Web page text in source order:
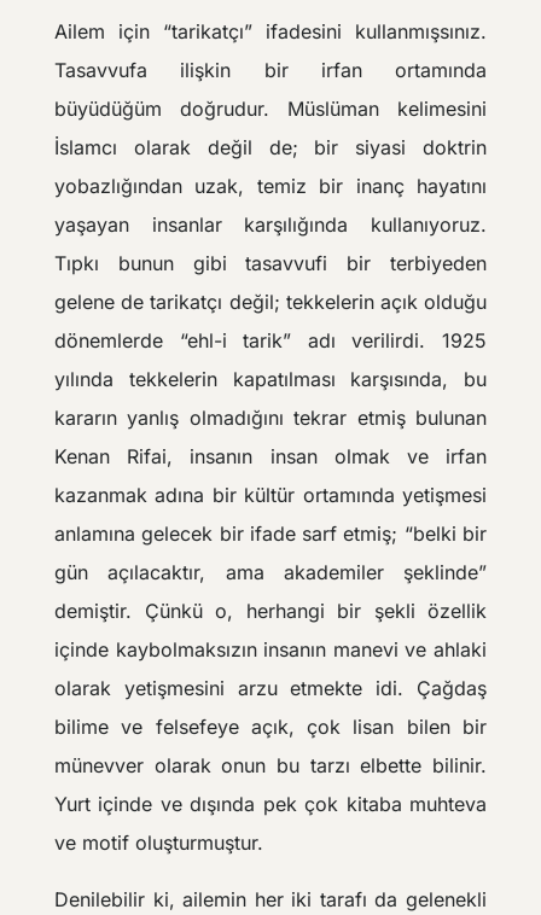
Ailem için “tarikatçı” ifadesini kullanmışsınız.
Tasavvufa ilişkin bir irfan ortamında
büyüdüğüm doğrudur. Müslüman kelimesini
İslamcı olarak değil de; bir siyasi doktrin
yobazlığından uzak, temiz bir inanç hayatını
yaşayan insanlar karşılığında kullanıyoruz.
Tıpkı bunun gibi tasavvufi bir terbiyeden
gelene de tarikatçı değil; tekkelerin açık olduğu
dönemlerde “ehl-i tarik” adı verilirdi. 1925
yılında tekkelerin kapatılması karşısında, bu
kararın yanlış olmadığını tekrar etmiş bulunan
Kenan Rifai, insanın insan olmak ve irfan
kazanmak adına bir kültür ortamında yetişmesi
anlamına gelecek bir ifade sarf etmiş; “belki bir
gün açılacaktır, ama akademiler şeklinde”
demiştir. Çünkü o, herhangi bir şekli özellik
içinde kaybolmaksızın insanın manevi ve ahlaki
olarak yetişmesini arzu etmekte idi. Çağdaş
bilime ve felsefeye açık, çok lisan bilen bir
münevver olarak onun bu tarzı elbette bilinir.
Yurt içinde ve dışında pek çok kitaba muhteva
ve motif oluşturmuştur.
Denilebilir ki, ailemin her iki tarafı da gelenekli